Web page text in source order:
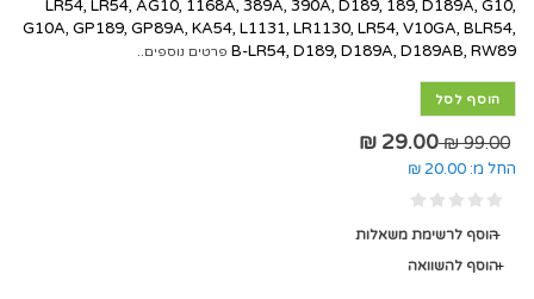
LR54, LR54, AG10, 1168A, 389A, 390A, D189, 189, D189A, G10,
G10A, GP189, GP89A, KA54, L1131, LR1130, LR54, V10GA, BLR54,
B-LR54, D189, D189A, D189AB, RW89 פרטים נוספים..
הוסף לסל
99.00 ₪
29.00 ₪
החל מ: 20.00 ₪
הוסף לרשימת משאלות
הוסף להשוואה